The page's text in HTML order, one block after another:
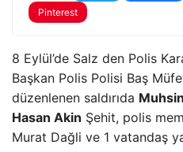
Pinterest
8 Eylül’de Salz den Polis
Başkan Polis Polisi Baş
düzenlenen saldırıda
Hasan Akin Şehit, polis
Murat Dağli ve 1 vatandaş